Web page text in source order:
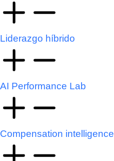
Liderazgo híbrido
AI Performance Lab
Compensation intelligence